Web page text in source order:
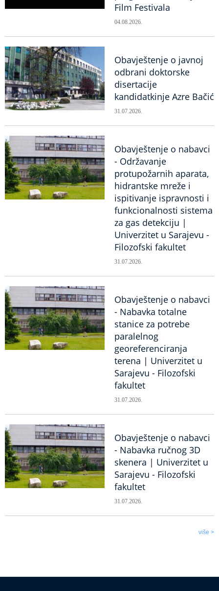
Film Festivala
04.08.2026.
Obavještenje o javnoj
odbrani doktorske
disertacije
kandidatkinje Azre Bačić
31.07.2026.
Obavještenje o nabavci
- Održavanje
protupožarnih aparata,
hidrantske mreže i
ispitivanje ispravnosti i
funkcionalnosti sistema
za gas detekciju |
Univerzitet u Sarajevu -
Filozofski fakultet
31.07.2026.
Obavještenje o nabavci
- Nabavka totalne
stanice za potrebe
paralelnog
georeferenciranja
terena | Univerzitet u
Sarajevu - Filozofski
fakultet
31.07.2026.
Obavještenje o nabavci
- Nabavka ručnog 3D
skenera | Univerzitet u
Sarajevu - Filozofski
fakultet
31.07.2026.
više >